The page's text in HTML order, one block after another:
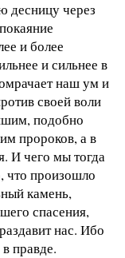
десницу через
и более
и сильнее в
наш ум и
своей воли
подобно
пророков, а в
И чего мы тогда
что произошло
камень,
спасения,
нас. Ибо
правде.